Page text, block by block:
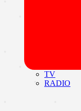
TV
RADIO